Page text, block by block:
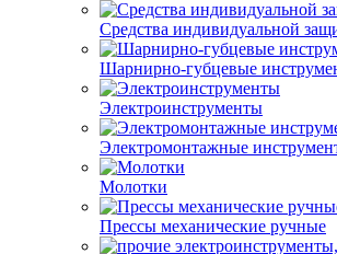
Средства индивидуальной
Шарнирно-губцевые
Электроинструменты
Электромонтажные
Молотки
Прессы механические ручные